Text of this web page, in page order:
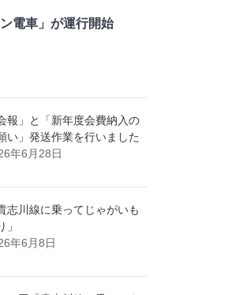
ン電車」が運行開始
報」と「新年度会費納入の
い」発送作業を行いました
年6月28日
志川線に乗ってじゃがいも
」
年6月8日